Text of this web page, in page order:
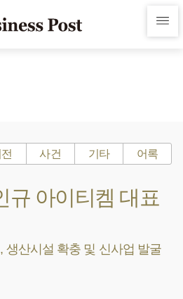
사건 기타 어록
규 아이티켐 대표
생산시설 확충 및 신사업 발굴